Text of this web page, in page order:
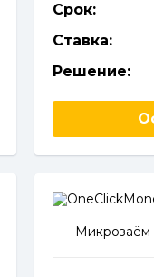
Срок:
Ставка:
Решение:
Микрозаём